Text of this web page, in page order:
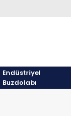
Endüstriyel
Buzdolabı